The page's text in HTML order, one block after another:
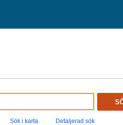
Sök i karta · Detaljerad sök